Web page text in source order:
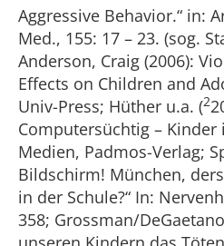
Aggressive Behavior.“ in:
Med., 155: 17 – 23. (sog.
Anderson, Craig (2006):
Effects on Children and
Univ-Press; Hüther u.a. (2
Computersüchtig –
Medien, Padmos-Verlag;
Bildschirm! München,
in der Schule?“ In:
358; Grossman/